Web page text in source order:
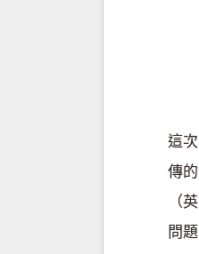
這
傳
（
問